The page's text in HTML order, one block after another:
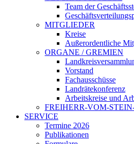
Team der
MITGLIEDER
Kreise
Außerordentliche
ORGANE / GREMIEN
Vorstand
Fachausschüsse
Landrätekonferenz
Arbeitskreise und
FREIHERR-VOM-
SERVICE
Termine 2026
Publikationen